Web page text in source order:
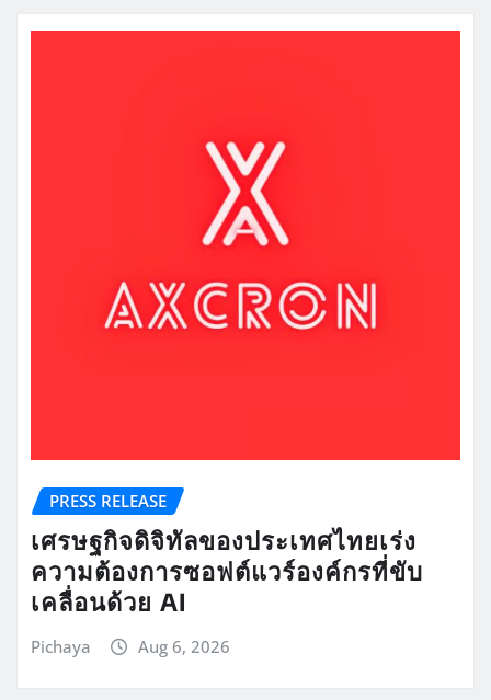
PRESS RELEASE
เศรษฐกิจดิจิทัลของประเทศไทยเร่ง
ความต้องการซอฟต์แวร์องค์กรที่ขับ
เคลื่อนด้วย AI
Pichaya Aug 6, 2026